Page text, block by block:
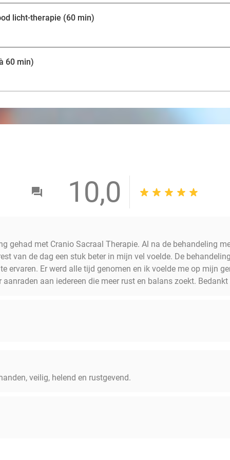
licht-therapie (60 min)
60 min)
10,0
gehad met Cranio Sacraal Therapie. Al na de behandeling
van de dag een stuk beter in mijn vel voelde. De
ervaren. Er werd alle tijd genomen en ik voelde me op mijn
aan iedereen die meer rust en balans zoekt.
veilig, helend en rustgevend.